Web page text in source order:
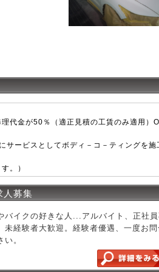
代金が50％（適正見積の工賃のみ適用）
サービスとしてボディ－コ－ティングを施
。）
人募集
バイクの好きな人...アルバイト、正社員
未経験者大歓迎。経験者優遇、一度お問
い。